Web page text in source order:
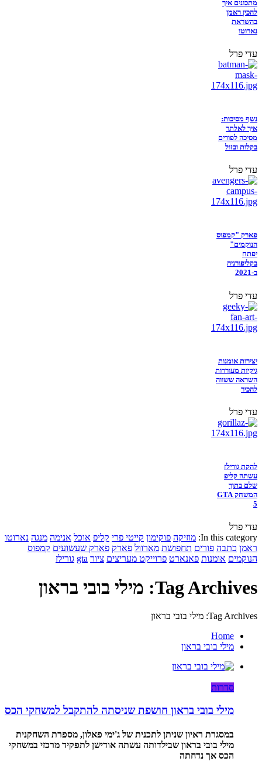
מתכונים איך
להכין ראמן
בהשראת
נארוטו
עדי פרל
נשף מסיכות:
איך לאלתר
מסיכה לפורים
בקלות ובזול
עדי פרל
פארק "קמפוס
הנוקמים"
יפתח
בקליפורניה
ב-2021
עדי פרל
יצירות אומנות
גיקיות מעוררות
השראה ששווה
להכיר
עדי פרל
להקת גורילז
עשתה קליפ
שלם בתוך
המשחק GTA
5
עדי פרל
In this category: מוזיקה פוקימון קייטי פרי קליפ אוכל אנימה מנגה נארוטו
ראמן כתבה פורים תחפושת מארוול פארק פארק שעשועים קמפוס
הנוקמים אומנות פאנארט פרוייקט מעריצים ציור gta גורילז
Tag Archives: מילי בובי בראון
Tag Archives: מילי בובי בראון
Home
מילי בובי בראון
סדרות
מילי בובי בראון חושפת שניסתה להתקבל למשחקי הכס
במסגרת ראיון שניתן לתכנית של ג'ימי פאלון, מספרת השחקנית
מילי בובי בראון שבילדותה עשתה אודישן לתפקיד מרכזי במשחקי
הכס אך נדחתה